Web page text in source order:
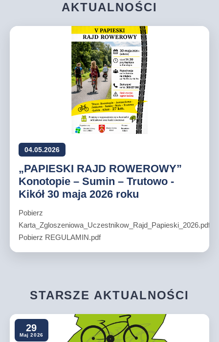
AKTUALNOŚCI
04.05.2026
„PAPIESKI RAJD ROWEROWY”
Konotopie – Sumin – Trutowo -
Kikół 30 maja 2026 roku
Pobierz
Karta_Zgloszeniowa_Uczestnikow_Rajd_Papieski_2026.pdf
Pobierz REGULAMIN.pdf
STARSZE AKTUALNOŚCI
29
Maj 2026